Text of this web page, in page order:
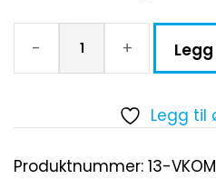
- +
Legg til
Produktnummer: 13-